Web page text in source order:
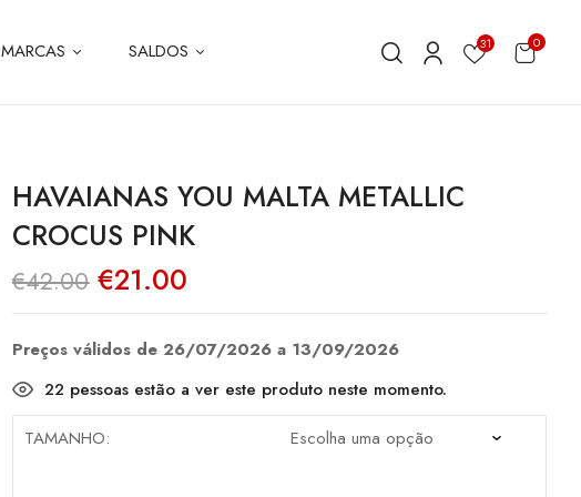
MARCAS SALDOS 31 0
HAVAIANAS YOU MALTA METALLIC
CROCUS PINK
€42.00 O
preço
original
€42.00.
€21.00
atual
€21.00.
Preços válidos de 26/07/2026 a 13/09/2026
22 pessoas estão a ver este produto neste momento.
TAMANHO